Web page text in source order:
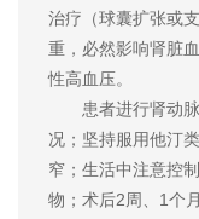
治疗（球囊扩张或
重，必然影响肾脏
性高血压。
患者进行肾动脉
况；坚持服用他汀
窄；生活中注意控
物；术后2周、1个